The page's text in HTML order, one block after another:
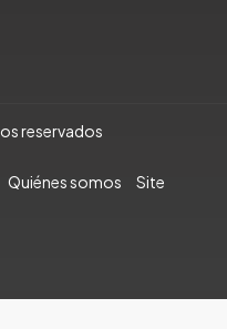
reservados
Quiénes somos
Site